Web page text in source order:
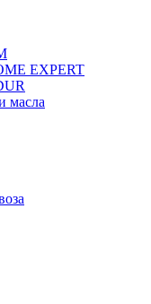
EXPERT
масла